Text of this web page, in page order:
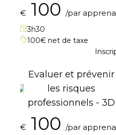
€ 100 /par
3h30
100€ net de taxe
Evaluer et prévenir
les risques
professionnels - 3D
€ 100 /par